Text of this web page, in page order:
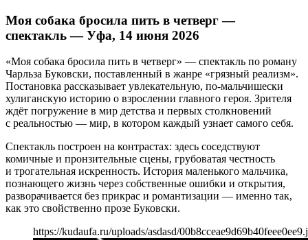
Моя собака бросила пить в четверг —
спектакль — Уфа, 14 июня 2026
«Моя собака бросила пить в четверг» — спектакль по роману
Чарльза Буковски, поставленный в жанре «грязный реализм».
Постановка рассказывает увлекательную, по-мальчишески
хулиганскую историю о взрослении главного героя. Зрителя
ждёт погружение в мир детства и первых столкновений
с реальностью — мир, в котором каждый узнает самого себя.
Спектакль построен на контрастах: здесь соседствуют
комичные и пронзительные сцены, грубоватая честность
и трогательная искренность. История маленького мальчика,
познающего жизнь через собственные ошибки и открытия,
разворачивается без прикрас и романтизации — именно так,
как это свойственно прозе Буковски.
https://kudaufa.ru/uploads/asdasd/